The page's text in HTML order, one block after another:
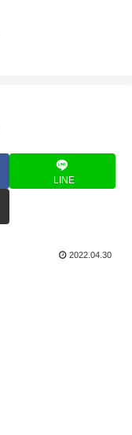
LINE
2022.04.30